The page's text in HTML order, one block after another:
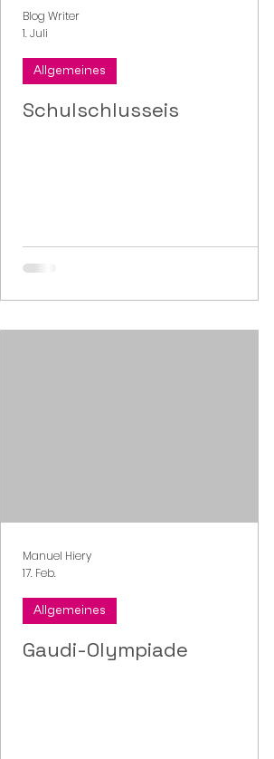
Schulschlusseis
Allgemeines
Blog Writer
1. Juli
Gaudi-Olympiade
Allgemeines
Manuel Hiery
17. Feb.